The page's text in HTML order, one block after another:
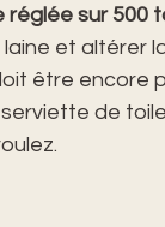
sur 500
et altérer
être encore
de